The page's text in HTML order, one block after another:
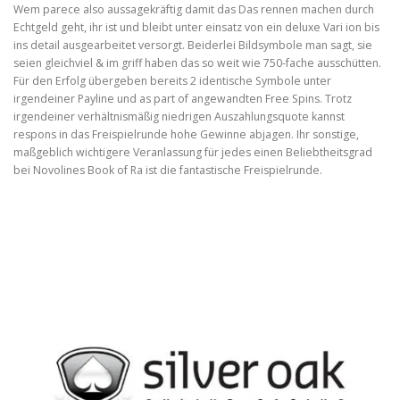
Wem parece also aussagekräftig damit das Das rennen machen durch
Echtgeld geht, ihr ist und bleibt unter einsatz von ein deluxe Vari ion bis
ins detail ausgearbeitet versorgt. Beiderlei Bildsymbole man sagt, sie
seien gleichviel & im griff haben das so weit wie 750-fache ausschütten.
Für den Erfolg übergeben bereits 2 identische Symbole unter
irgendeiner Payline und as part of angewandten Free Spins. Trotz
irgendeiner verhältnismäßig niedrigen Auszahlungsquote kannst
respons in das Freispielrunde hohe Gewinne abjagen. Ihr sonstige,
maßgeblich wichtigere Veranlassung für jedes einen Beliebtheitsgrad
bei Novolines Book of Ra ist die fantastische Freispielrunde.